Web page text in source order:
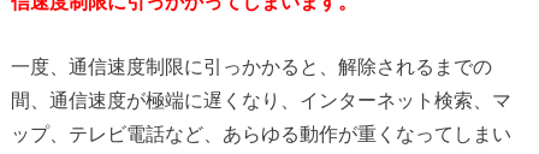
一度、通信速度制限に引っかかると、解除されるまでの
間、通信速度が極端に遅くなり、インターネット検索、マ
ップ、テレビ電話など、あらゆる動作が重くなってしまい